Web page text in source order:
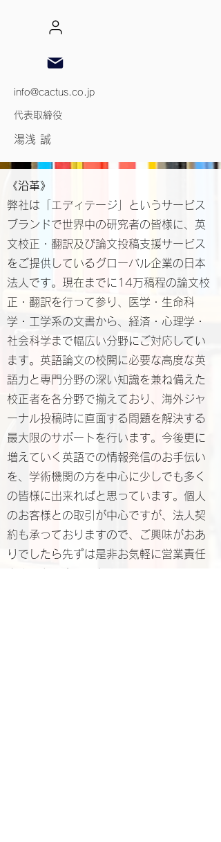
info@cactus.co.jp
代表取締役
湯浅 誠
《沿革》
弊社は「エディテージ」というサービス
ブランドで世界中の研究者の皆様に、英
文校正・翻訳及び論文投稿支援サービス
をご提供しているグローバル企業の日本
法人です。現在までに14万稿程の論文校
正・翻訳を行って参り、医学・生命科
学・工学系の文書から、経済・心理学・
社会科学まで幅広い分野にご対応してい
ます。英語論文の校閲に必要な高度な英
語力と専門分野の深い知識を兼ね備えた
校正者を各分野で揃えており、海外ジャ
ーナル投稿時に直面する問題を解決する
最大限のサポートを行います。今後更に
増えていく英語での情報発信のお手伝い
を、学術機関の方を中心に少しでも多く
の皆様に出来ればと思っています。個人
のお客様との取引が中心ですが、法人契
約も承っておりますので、ご興味がおあ
りでしたら先ずは是非お気軽に営業責任